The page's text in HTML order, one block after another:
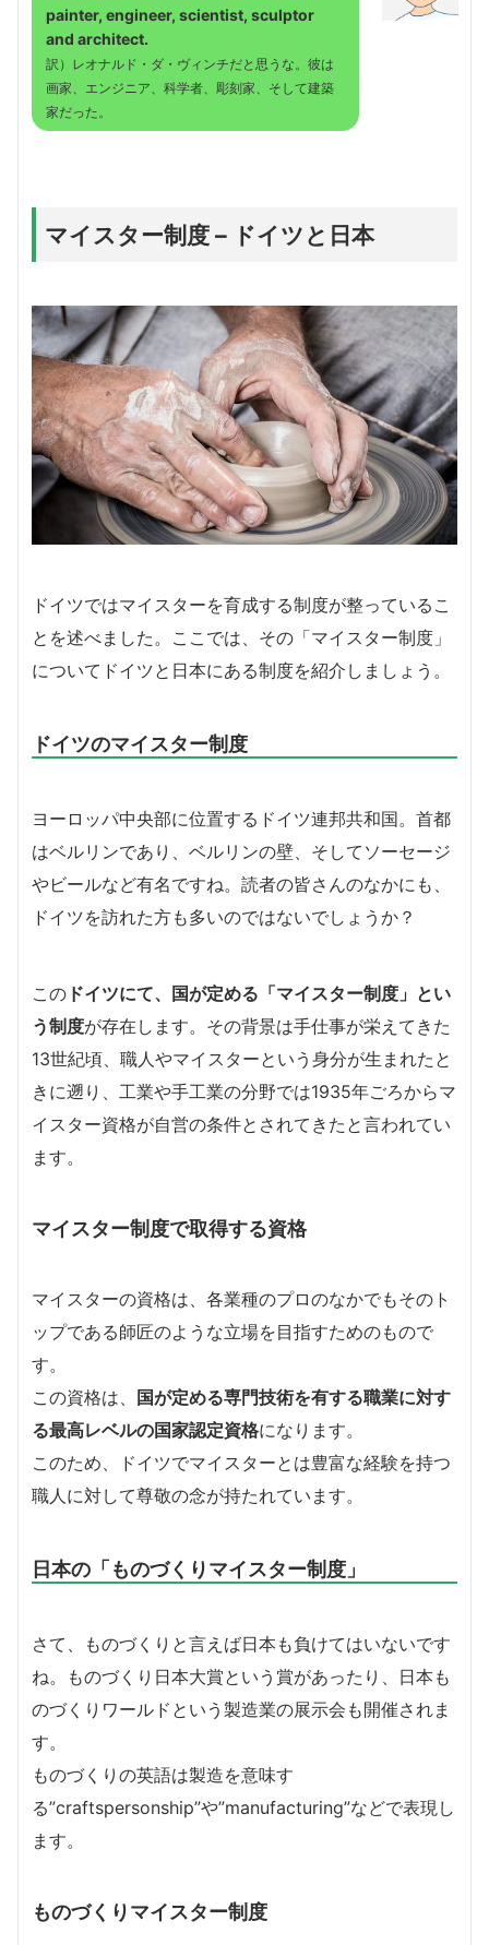
painter, engineer, scientist, sculptor
and architect.
訳）レオナルド・ダ・ヴィンチだと思うな。彼は
画家、エンジニア、科学者、彫刻家、そして建築
家だった。
マイスター制度 – ドイツと日本
ドイツではマイスターを育成する制度が整っているこ
とを述べました。ここでは、その「マイスター制度」
についてドイツと日本にある制度を紹介しましょう。
ドイツのマイスター制度
ヨーロッパ中央部に位置するドイツ連邦共和国。首都
はベルリンであり、ベルリンの壁、そしてソーセージ
やビールなど有名ですね。読者の皆さんのなかにも、
ドイツを訪れた方も多いのではないでしょうか？
この ドイツにて、国が定める「マイスター制度」とい
う制度が存在します。その背景は手仕事が栄えてきた
13世紀頃、職人やマイスターという身分が生まれたと
きに遡り、工業や手工業の分野では1935年ごろからマ
イスター資格が自営の条件とされてきたと言われてい
ます。
マイスター制度で取得する資格
マイスターの資格は、各業種のプロのなかでもそのト
ップである師匠のような立場を目指すためのもので
す。
この資格は、
国が定める専門技術を有する職業に対す
る最高レベルの国家認定資格になります。
このため、ドイツでマイスターとは豊富な経験を持つ
職人に対して尊敬の念が持たれています。
日本の「ものづくりマイスター制度」
さて、ものづくりと言えば日本も負けてはいないです
ね。ものづくり日本大賞という賞があったり、日本も
のづくりワールドという製造業の展示会も開催されま
す。
ものづくりの英語は製造を意味す
る”craftspersonship”や”manufacturing”などで表現し
ます。
ものづくりマイスター制度